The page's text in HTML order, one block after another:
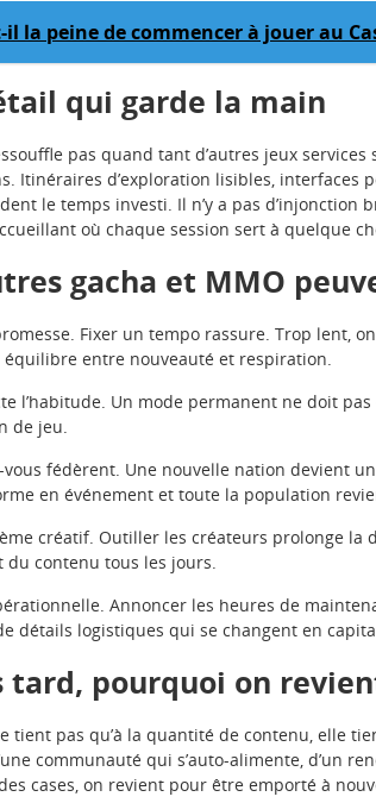
il la peine de commencer à jouer au
qui garde la main
pas quand tant d’autres jeux
Itinéraires d’exploration lisibles, interfaces
le temps investi. Il n’y a pas d’injonction
où chaque session sert à quelque
gacha et MMO
Fixer un tempo rassure. Trop lent,
entre nouveauté et respiration.
l’habitude. Un mode permanent ne doit
de jeu.
fédèrent. Une nouvelle nation devient
en événement et toute la population
créatif. Outiller les créateurs prolonge
du contenu tous les jours.
Annoncer les heures de
détails logistiques qui se changent en
tard, pourquoi on
tient pas qu’à la quantité de contenu, elle
communauté qui s’auto-alimente, d’un
cases, on revient pour être emporté à